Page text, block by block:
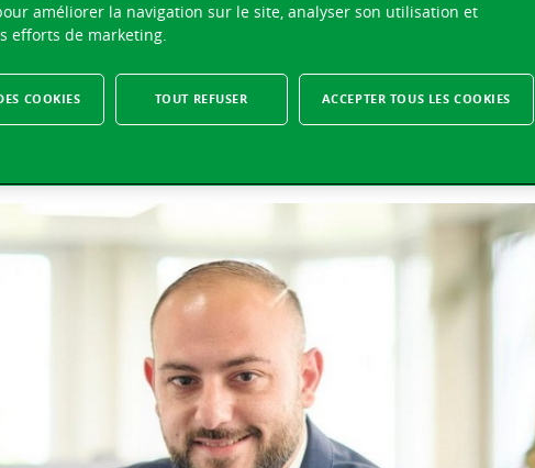
le quotidien d’un passionné
améliorer la navigation sur le site, analyser son utilisation et
efforts de marketing.
TOUT REFUSER ACCEPTER TOUS LES COOKIES
COOKIES